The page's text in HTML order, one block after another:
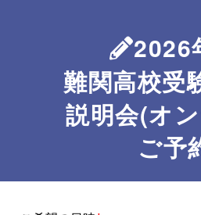
2026
難関高校受
説明会(オ
ご予